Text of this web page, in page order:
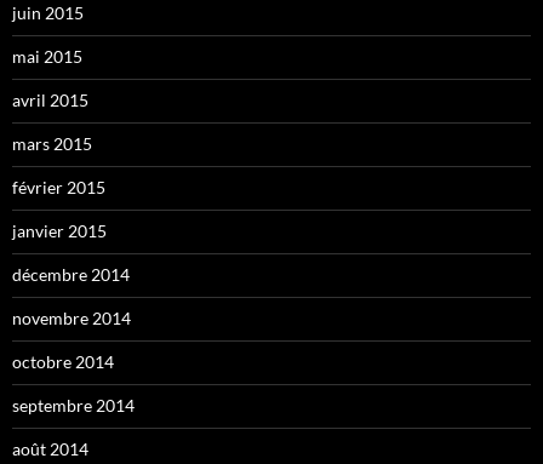
juin 2015
mai 2015
avril 2015
mars 2015
février 2015
janvier 2015
décembre 2014
novembre 2014
octobre 2014
septembre 2014
août 2014